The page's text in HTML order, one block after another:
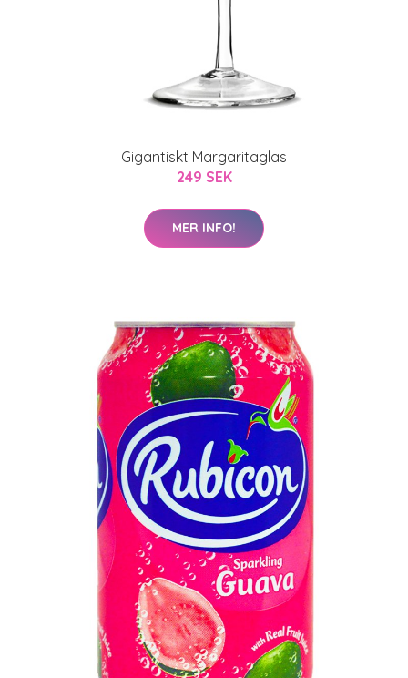
Gigantiskt Margaritaglas
249 SEK
MER INFO!